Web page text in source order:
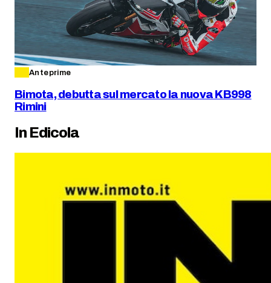
Anteprime
Bimota, debutta sul mercato la nuova KB998
Rimini
In Edicola